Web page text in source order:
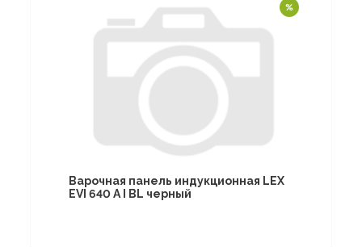
Варочная панель индукционная LEX
EVI 640 A I BL черный